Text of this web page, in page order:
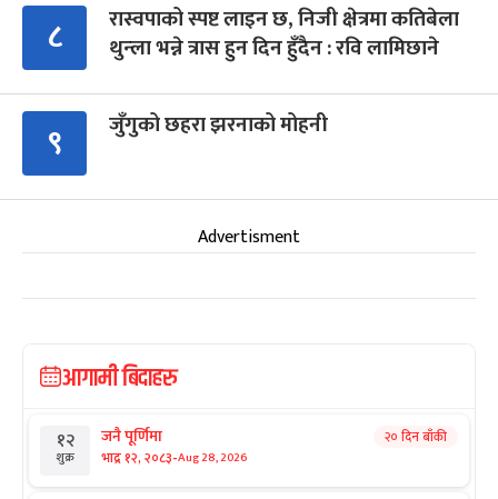
८
रास्वपाको स्पष्ट लाइन छ, निजी क्षेत्रमा कतिबेला
थुन्ला भन्ने त्रास हुन दिन हुँदैन : रवि लामिछाने
९ जुँगुको छहरा झरनाको मोहनी
Advertisment
आगामी बिदाहरु
१२
शुक्र
जनै पूर्णिमा
भाद्र १२, २०८३-Aug 28, 2026
२० दिन बाँकी